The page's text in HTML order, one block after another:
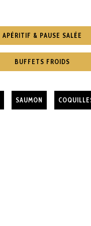
APÉRITIF & PAUSE SALÉE
BUFFETS FROIDS
SAUMON